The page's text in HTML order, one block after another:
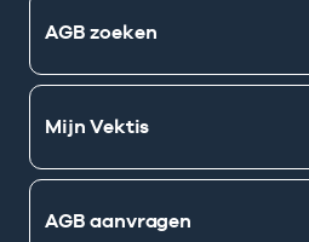
AGB zoeken
Mijn Vektis
AGB aanvragen